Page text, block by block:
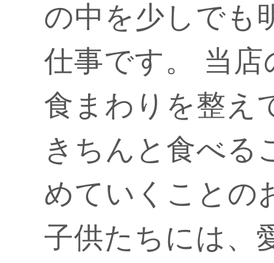
の中を少しでも
仕事です。 当
食まわりを整え
きちんと食べる
めていくことの
子供たちには、